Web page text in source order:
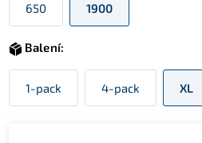
650 1900
Balení:
1-pack 4-pack XL